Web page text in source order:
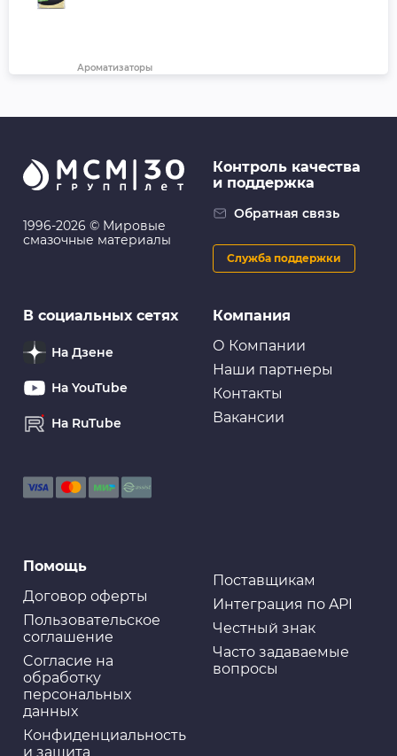
Ароматизаторы
Ароматизаторы
Ароматизатор FRAGRANCE TANK Blue Soda - DIAX-B-
591
Ароматизатор на торпеду YAMMY гелевый "Marine
Губки салфетки
Салфетка KOLIBRIYA Nimbi-40 Дом-Офис, набор
Эконом, Микрофибра 25х25см, к-т6шт. (1/100)
1996-2026 © Мировые
смазочные материалы
Компания
О Компании
Наши партнеры
Контакты
Вакансии
Помощь
Договор оферты
Пользовательское
соглашение
Cогласие на
обработку
персональных
данных
Конфиденциальность
и защита
Поставщикам
Интеграция по API
Честный знак
Часто задаваемые
вопросы
Контроль качества
и поддержка
Обратная связь
Служба поддержки
В социальных сетях
На Дзене
На YouTube
На RuTube